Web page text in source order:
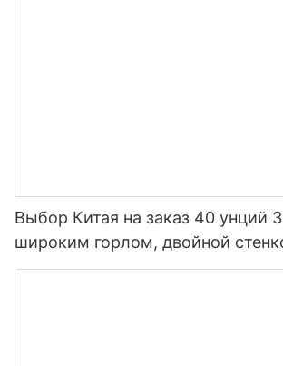
Выбор Китая на заказ 40 унций
широким горлом, двойной
изолированная спортивная